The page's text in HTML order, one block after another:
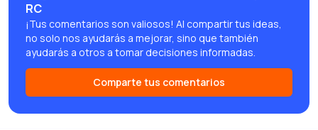
RC
¡Tus comentarios son valiosos! Al compartir tus ideas,
no solo nos ayudarás a mejorar, sino que también
ayudarás a otros a tomar decisiones informadas.
Comparte tus comentarios